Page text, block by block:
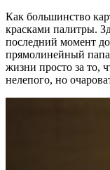
Как большинство
красками палитры.
последний момент
прямолинейный папа
жизни просто за то,
нелепого, но